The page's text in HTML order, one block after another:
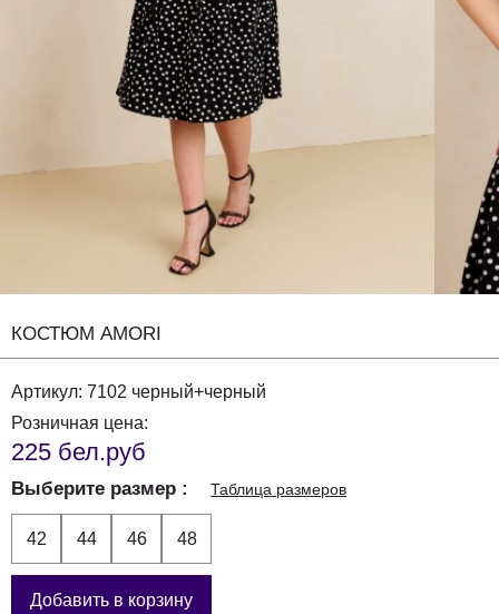
КОСТЮМ AMORI
Артикул: 7102 черный+черный
Розничная цена:
225 бел.руб
Выберите размер Таблица размеров
42 44 46 48
Добавить в корзину